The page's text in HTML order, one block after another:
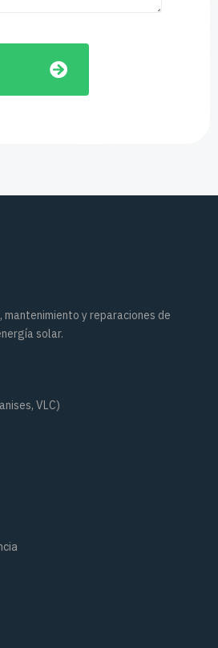
y reparaciones de
solar.
VLC)